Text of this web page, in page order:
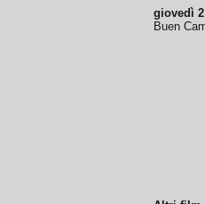
giovedì
Buen